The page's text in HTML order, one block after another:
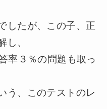
したが、この子、正
、
率３％の問題も取っ
う、このテストのレ